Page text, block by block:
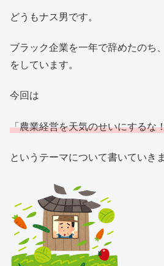
どうもナス男です。
ブラック企業を一年で辞めたのち
をしています。
今回は
「農業経営を天気のせいにするな
というテーマについて書いていきま